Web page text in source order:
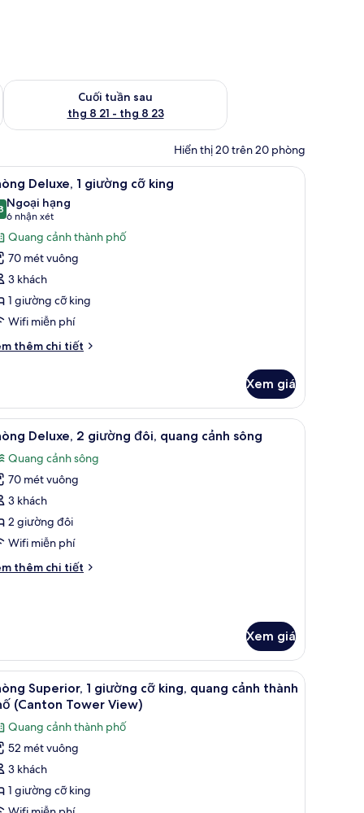
8 14 - thg 8 16
Cuối tuần sau
thg 8 21 - thg 8 23
Kiểm tra lượng phòng cuối tuần tới từ thg 8 21 - thg 8 23
Hiển thị 20 trên 20 phòng
két bảo mật tại phòng Bộ đồ giường cao cấp, chăn bông, minibar,
5 Deluxe, 1 giường cỡ king
trên 10
Ngoại hạng
6 nhận xét
(6
nhận
xét)
Quang cảnh thành phố
70 mét vuông
3 khách
1 giường cỡ king
Wifi miễn phí
thêm chi tiết
Xem giá
két bảo mật tại phòng Bộ đồ giường cao cấp, chăn bông, minibar,
6 Deluxe, 2 giường đôi, quang cảnh sông
Quang cảnh sông
70 mét vuông
3 khách
2 giường đôi
Wifi miễn phí
thêm chi tiết
Xem giá
mật tại phòng
két bảo mật tại phòng Bộ đồ giường cao cấp, chăn bông, minibar,
4
Superior, 1 giường cỡ king, quang cảnh thành
(Canton Tower View)
Quang cảnh thành phố
52 mét vuông
3 khách
1 giường cỡ king